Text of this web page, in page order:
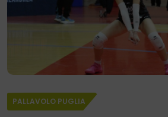
PALLAVOLO PUGLIA